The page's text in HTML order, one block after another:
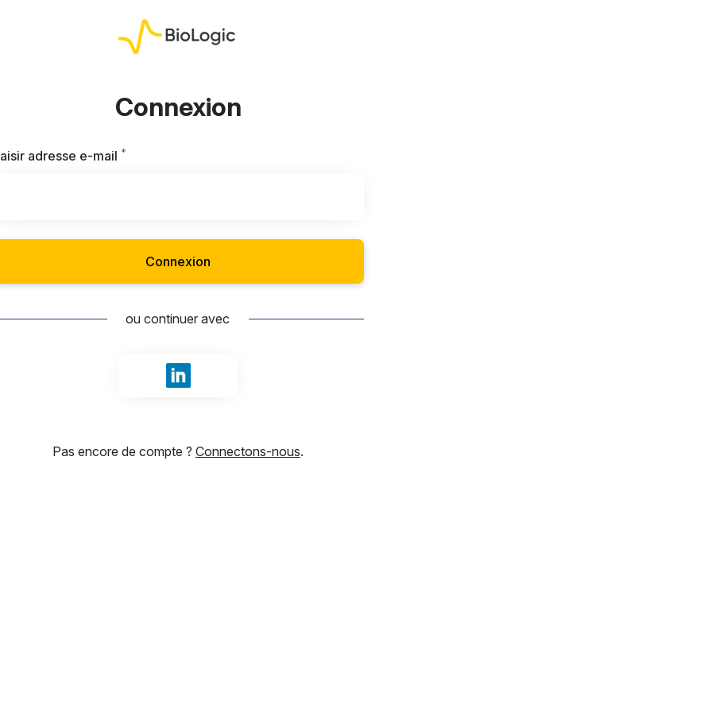
Connexion
adresse e-mail *
Connexion
ou continuer avec
Se connecter avec LinkedIn
Pas encore de compte ? Connectons-nous.